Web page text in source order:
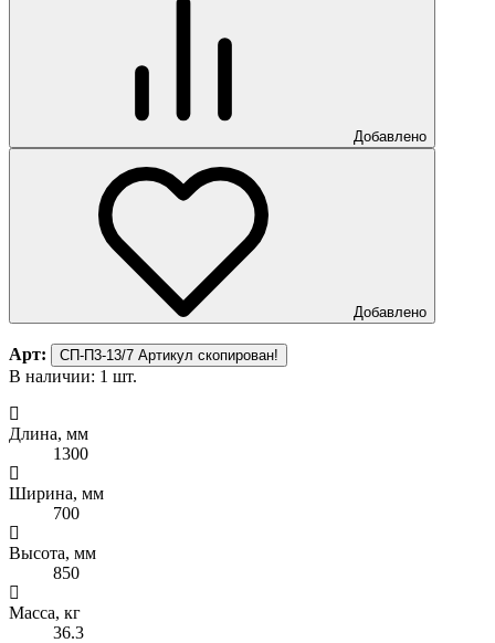
Добавлено
Добавлено
Арт: СП-П3-13/7 Артикул скопирован!
В наличии: 1 шт.
Длина, мм
1300
Ширина, мм
700
Высота, мм
850
Масса, кг
36.3